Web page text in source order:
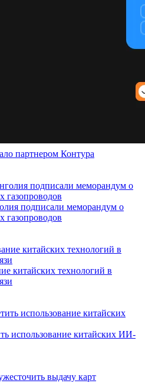
партнером Контура
подписали меморандум о
газопроводов
китайских технологий в
использование китайских ИИ-